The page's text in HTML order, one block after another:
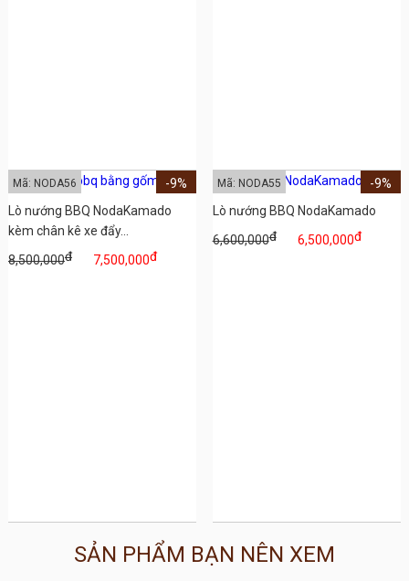
Lò nướng BBQ NodaKamado
kèm chân kê xe đẩy...
8,500,000đ 7,500,000đ
-9%
Mã: NODA56
Lò nướng BBQ NodaKamado
6,600,000đ 6,500,000đ
-9%
Mã: NODA55
SẢN PHẨM BẠN NÊN XEM